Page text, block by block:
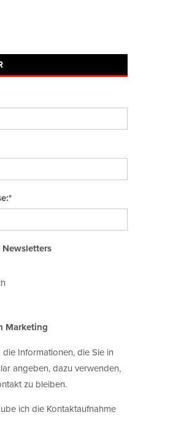
Marketing
Informationen, die Sie in
angeben, dazu verwenden,
zu bleiben.
ich die Kontaktaufnahme